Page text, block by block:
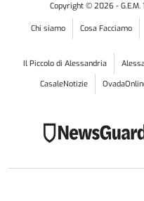
Copyright © 2026 -
Chi siamo Cosa Facciamo
Il Piccolo di Alessandria
CasaleNotizie